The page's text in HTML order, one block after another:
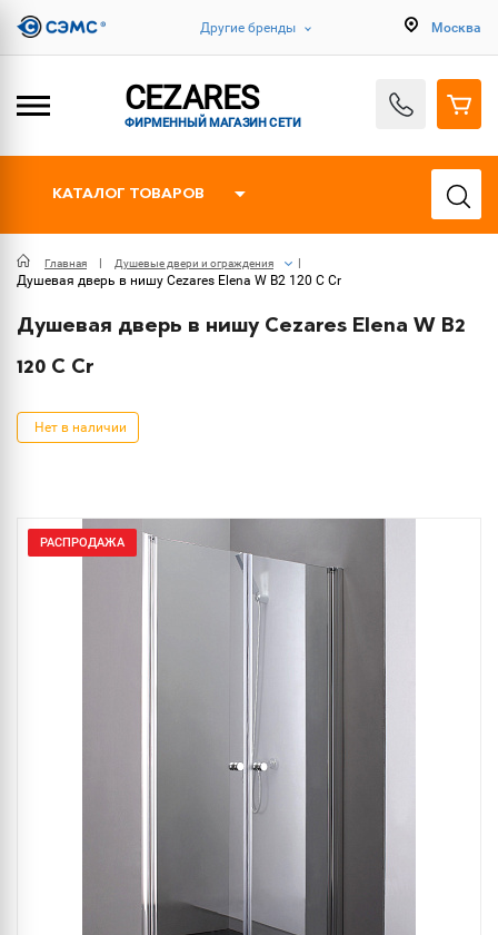
Другие бренды Москва
CEZARES
ФИРМЕННЫЙ МАГАЗИН СЕТИ
КАТАЛОГ ТОВАРОВ
Главная Душевые двери и ограждения
Душевая дверь в нишу Cezares Elena W B2 120 C Cr
Душевая дверь в нишу Cezares Elena W B2
120 C Cr
Нет в наличии
РАСПРОДАЖА